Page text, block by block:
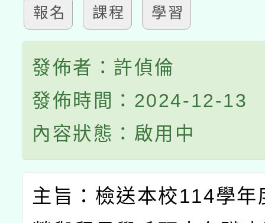
報名 課程 學習
發佈者：許偵倫
發佈時間：2024-12-13
內容狀態：啟用中
主旨：檢送本校114學年